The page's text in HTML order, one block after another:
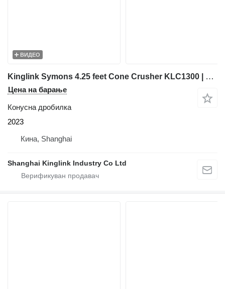
ВИДЕО
Kinglink Symons 4.25 feet Cone Crusher KLC1300 | Quarry
Цена на барање
Конусна дробилка
2023
Кина, Shanghai
Shanghai Kinglink Industry Co Ltd